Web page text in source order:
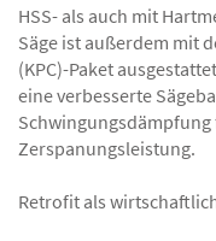
HSS- als auch mit
Säge ist außerdem mit
(KPC)-Paket
eine verbesserte
Zerspanungsleistung.
Retrofit als